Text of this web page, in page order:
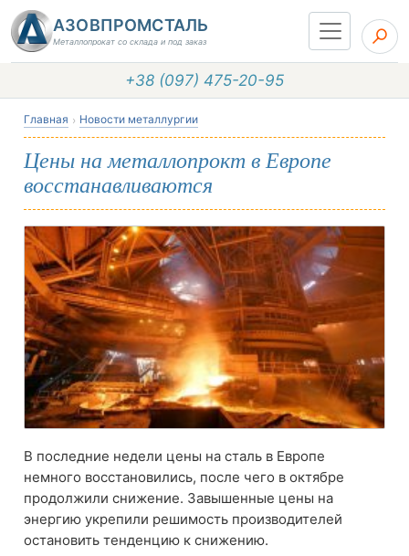
АЗОВПРОМСТАЛЬ
Металлопрокат со склада и под заказ
+38 (097) 475-20-95
Главная Новости металлургии
Цены на металлопрокт в Европе
восстанавливаются
В последние недели цены на сталь в Европе
немного восстановились, после чего в октябре
продолжили снижение. Завышенные цены на
энергию укрепили решимость производителей
остановить тенденцию к снижению.